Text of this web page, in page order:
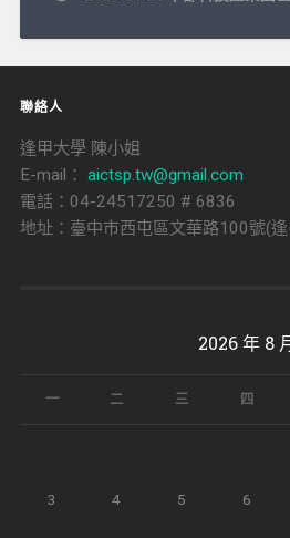
章
覽
聯絡人
逢甲大學 陳小姐
E-mail： aictsp.tw@gmail.com
電話：04-24517250 # 6836
地址：臺中市西屯區文華路100號(
2026 年 8
一 二 三 四
3 4 5 6